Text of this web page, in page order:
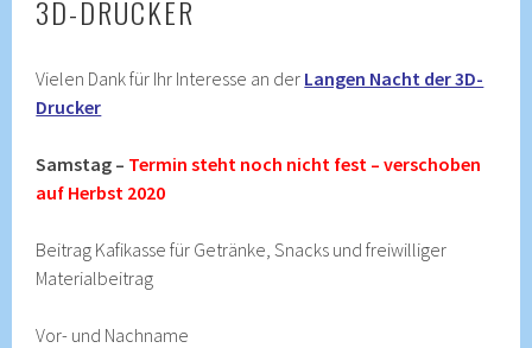
3D-DRUCKER
Vielen Dank für Ihr Interesse an der Langen Nacht der 3D-
Drucker
Samstag – Termin steht noch nicht fest – verschoben
auf Herbst 2020
Beitrag Kafikasse für Getränke, Snacks und freiwilliger
Materialbeitrag
Vor- und Nachname